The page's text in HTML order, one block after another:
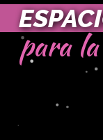
en un